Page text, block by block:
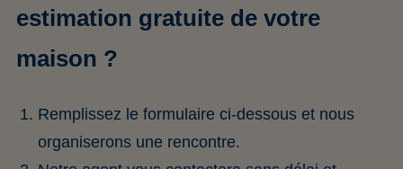
estimation gratuite de votre
maison ?
Remplissez le formulaire ci-dessous et nous
organiserons une rencontre.